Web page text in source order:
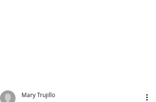
Mary Trujillo